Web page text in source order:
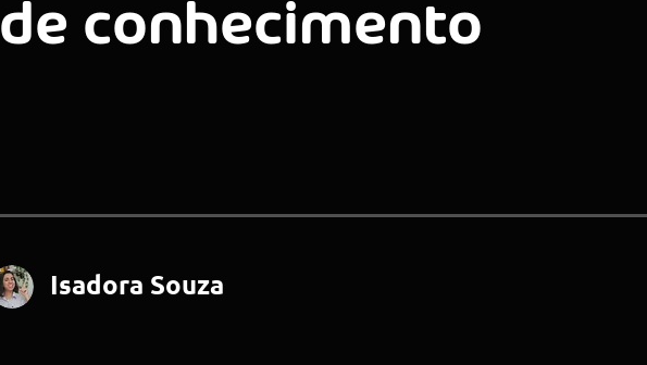
de conhecimento
Isadora Souza